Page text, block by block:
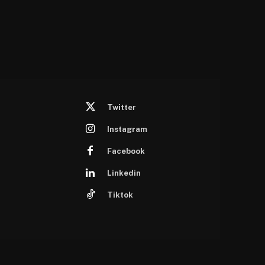
Twitter
Instagram
Facebook
Linkedin
Tiktok